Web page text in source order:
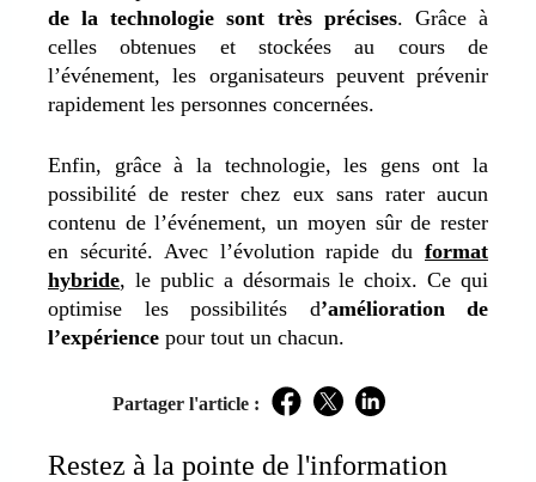
de la technologie sont très précises. Grâce à
celles obtenues et stockées au cours de
l’événement, les organisateurs peuvent prévenir
rapidement les personnes concernées.
Enfin, grâce à la technologie, les gens ont la
possibilité de rester chez eux sans rater aucun
contenu de l’événement, un moyen sûr de rester
en sécurité. Avec l’évolution rapide du format
hybride, le public a désormais le choix. Ce qui
optimise les possibilités d’amélioration de
l’expérience pour tout un chacun.
Partager l'article : Facebook
TwitterLinkedIn
Restez à la pointe de l'information